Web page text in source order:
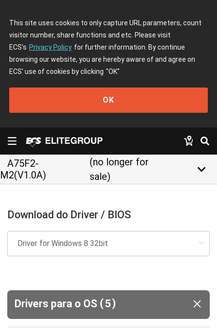
This site uses cookies to only capture URL parameters, count
visitor number, share functions and etc. Please visit
ECS's Privacy Policy for further information. By continue
browsing our website, you are hereby aware of and agree on
ECS' use of cookies by clicking "OK"
OK
A75F2-
M2(V1.0A)
(no longer for
sale)
keyboard_arrow_down
Download do Driver / BIOS
Drivers para o OS (5)